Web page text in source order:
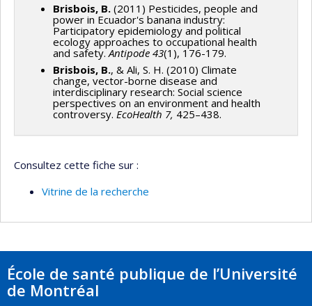
Brisbois, B. (2011) Pesticides, people and
power in Ecuador's banana industry:
Participatory epidemiology and political
ecology approaches to occupational health
and safety.Antipode 43(1), 176-179.
Brisbois, B., & Ali, S. H. (2010) Climate
change, vector-borne disease and
interdisciplinary research: Social science
perspectives on an environment and health
controversy. EcoHealth 7, 425–438.
Consultez cette fiche sur :
Vitrine de la recherche
École de santé publique de l’Université
de Montréal